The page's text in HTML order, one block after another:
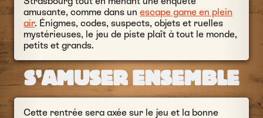
amusante, comme dans un escape game en plein
air. Énigmes, codes, suspects, objets et ruelles
mystérieuses, le jeu de piste plaît à tout le monde,
petits et grands.
S’AMUSER ENSEMBLE
Cette rentrée sera axée sur le jeu et la bonne